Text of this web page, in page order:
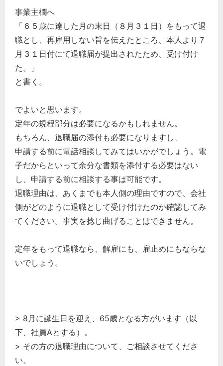
事業主欄へ
「６５歳に達した月の末日（８月３１日）をもって退
職とし、再雇用しない旨を伝えたところ、本人より７
月３１日付にて退職届が提出されたため、受け付け
た。」
と書く。
でよいと思います。
定年の規程部分は必要になるかもしれません。
もちろん、退職届の添付も必要になりますし、
申請する前に電話相談してみてはいかがでしょう。電
子だからといって余分な書類を添付する必要はない
し、申請する前に相談する事は可能です。
退職理由は、あくまでも本人側の理由ですので、会社
側がどのように退職として受け付けたのか確認してみ
てください。事実を捻じ曲げることはできません。
定年をもって退職なら、解雇にも、雇止めにもならな
いでしょう。
> 8月に誕生日を迎え、65歳となる方がいます（以
下、社員Aとする）。
> その方の退職理由について、ご相談させてくださ
い。